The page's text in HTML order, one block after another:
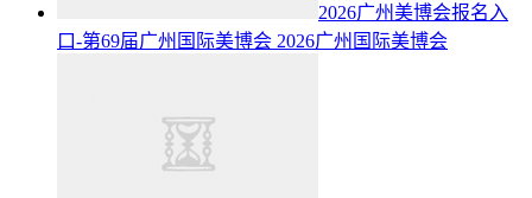
2026广州美博会报名入
口-第69届广州国际美博会 2026广州国际美博会